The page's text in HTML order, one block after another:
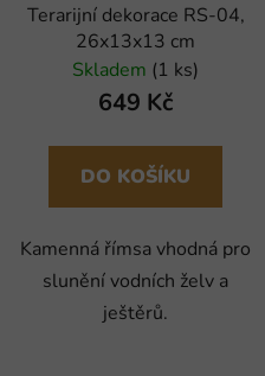
Terarijní dekorace RS-04,
26x13x13 cm
Skladem (1 ks)
649 Kč
DO KOŠÍKU
Kamenná římsa vhodná pro
slunění vodních želv a
ještěrů.